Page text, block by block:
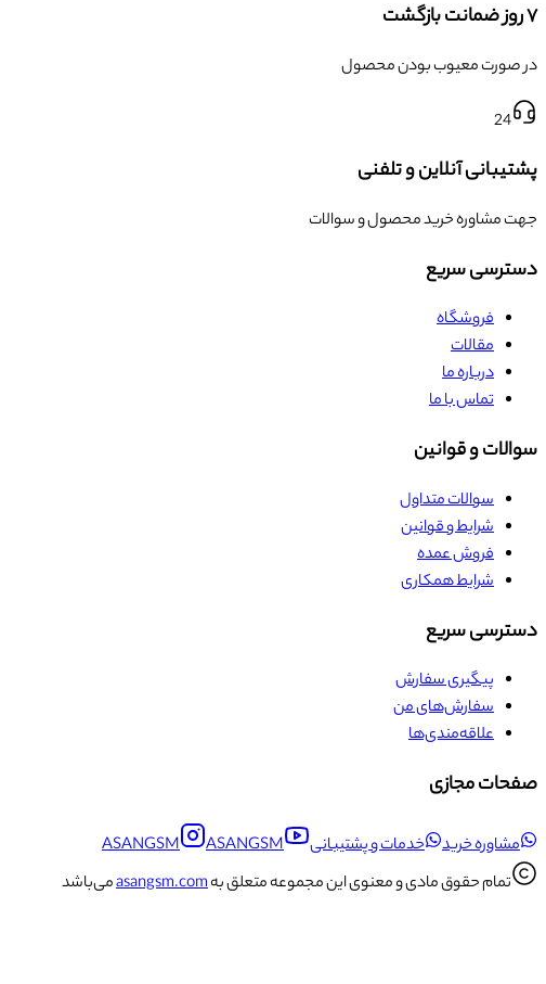
۷ روز ضمانت بازگشت
در صورت معیوب بودن محصول
24
پشتیبانی آنلاین و تلفنی
جهت مشاوره خرید محصول و سوالات
دسترسی سریع
فروشگاه
مقالات
درباره ما
تماس با ما
سوالات و قوانین
سوالات متداول
شرایط و قوانین
فروش عمده
شرایط همکاری
دسترسی سریع
پیگیری سفارش
سفارش‌های من
علاقه‌مندی‌ها
صفحات مجازی
مشاوره خرید خدمات و پشتیبانی ASANGSM
ASANGSM
تمام حقوق مادی و معنوی این مجموعه متعلق بهasangsm.comمی‌باشد